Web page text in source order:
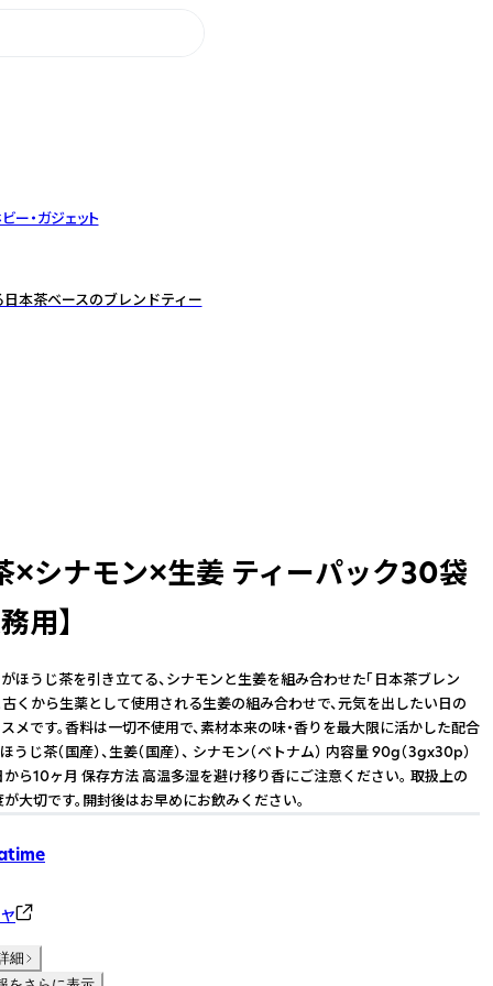
ー・ガジェット
本茶ベースのブレンドティー
×シナモン×生姜 ティーパック30袋
用】
ほうじ茶を引き立てる、シナモンと生姜を組み合わせた「日本茶ブレン
古くから生薬として使用される生姜の組み合わせで、元気を出したい日の
メです。香料は一切不使用で、素材本来の味・香りを最大限に活かした配合
うじ茶（国産）、生姜（国産）、 シナモン（ベトナム） 内容量 90g（3gx30p）
ら10ヶ月 保存方法 高温多湿を避け移り香にご注意ください。 取扱上の
大切です。開封後はお早めにお飲みください。
細